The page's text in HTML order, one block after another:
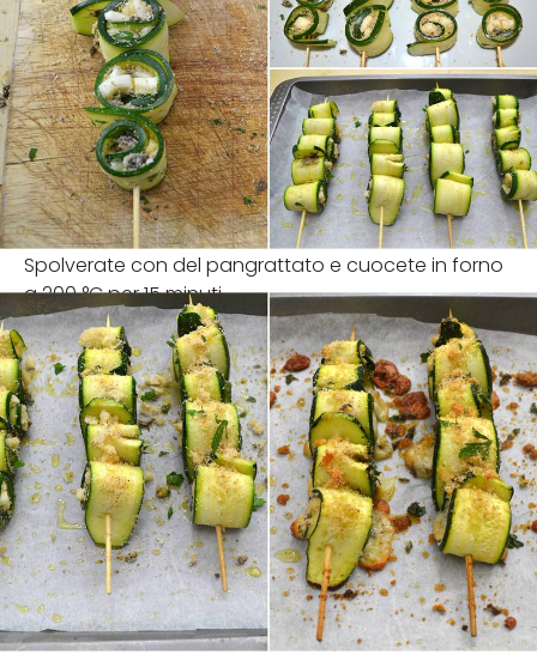
Spolverate con del pangrattato e cuocete in forno
a 200 °C per 15 minuti.